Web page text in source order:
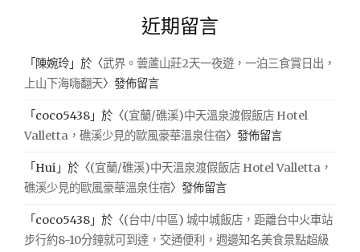
近期留言
「 陳婉玲 」於〈武界。蕓蘆山莊2天一夜遊，一泊三食賞日出，
上山下海嗨翻天〉發佈留言
「 coco5438 」於〈(宜蘭/礁溪)中天溫泉渡假飯店 Hotel
Valletta，礁溪少見的歐風豪華溫泉住宿〉發佈留言
「Hui 」於〈(宜蘭/礁溪)中天溫泉渡假飯店 Hotel Valletta，
礁溪少見的歐風豪華溫泉住宿〉發佈留言
「 coco5438 」於〈(台中/中區) 城中城飯店，距離台中火車站
步行約8-10分鐘就可到達，交通便利，週邊知名美食景點超級